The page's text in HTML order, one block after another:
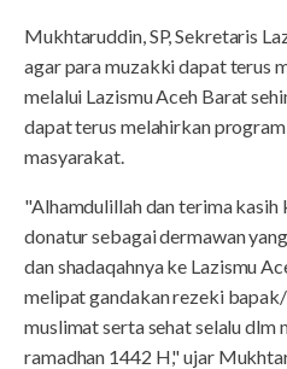
Mukhtaruddin, SP, Sekretaris
agar para muzakki dapat terus
melalui Lazismu Aceh Barat
dapat terus melahirkan
masyarakat.
"Alhamdulillah dan terima kasih
donatur sebagai dermawan
dan shadaqahnya ke Lazismu
melipat gandakan rezeki
muslimat serta sehat selalu dlm
ramadhan 1442 H," ujar